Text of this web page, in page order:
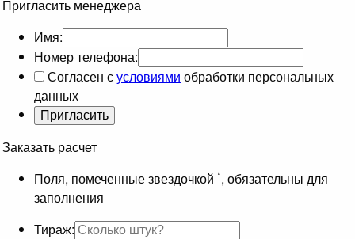
Пригласить менеджера
Имя:
Номер телефона:
Согласен сусловиями обработки персональных
данных
Заказать расчет
Поля, помеченные звездочкой *, обязательны для
заполнения
Тираж: